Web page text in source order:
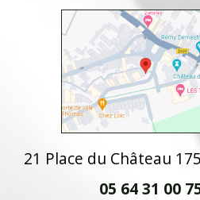
21 Place du Château
05 64 31 00